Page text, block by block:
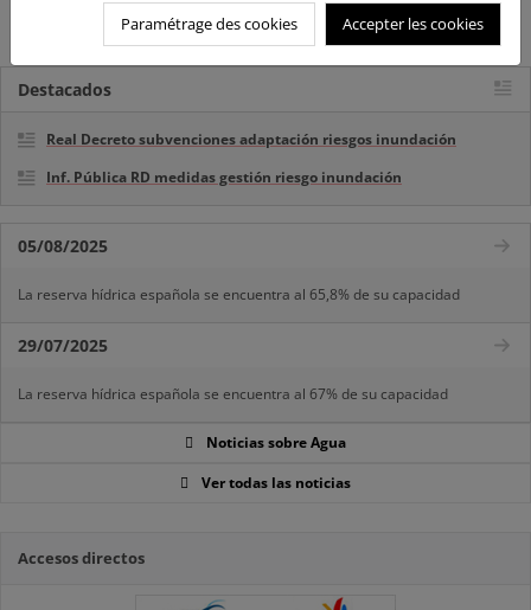
Información sobre la convocatoria
Destacados
Real Decreto subvenciones adaptación riesgos inundación
Inf. Pública RD medidas gestión riesgo inundación
05/08/2025
La reserva hídrica española se encuentra al 65,8% de su capacidad
29/07/2025
La reserva hídrica española se encuentra al 67% de su capacidad
Noticias sobre Agua
Ver todas las noticias
Accesos directos
Paramétrage des cookies Accepter les cookies